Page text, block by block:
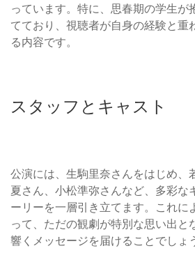
っています。特に、思春期の学生が
てており、視聴者が自身の経験と重
る内容です。
スタッフとキャスト
公演には、生駒里奈さんをはじめ、
夏さん、小松準弥さんなど、多彩な
ーリーを一層引き立てます。これに
って、ただの観劇が特別な思い出と
響くメッセージを届けることでしょ